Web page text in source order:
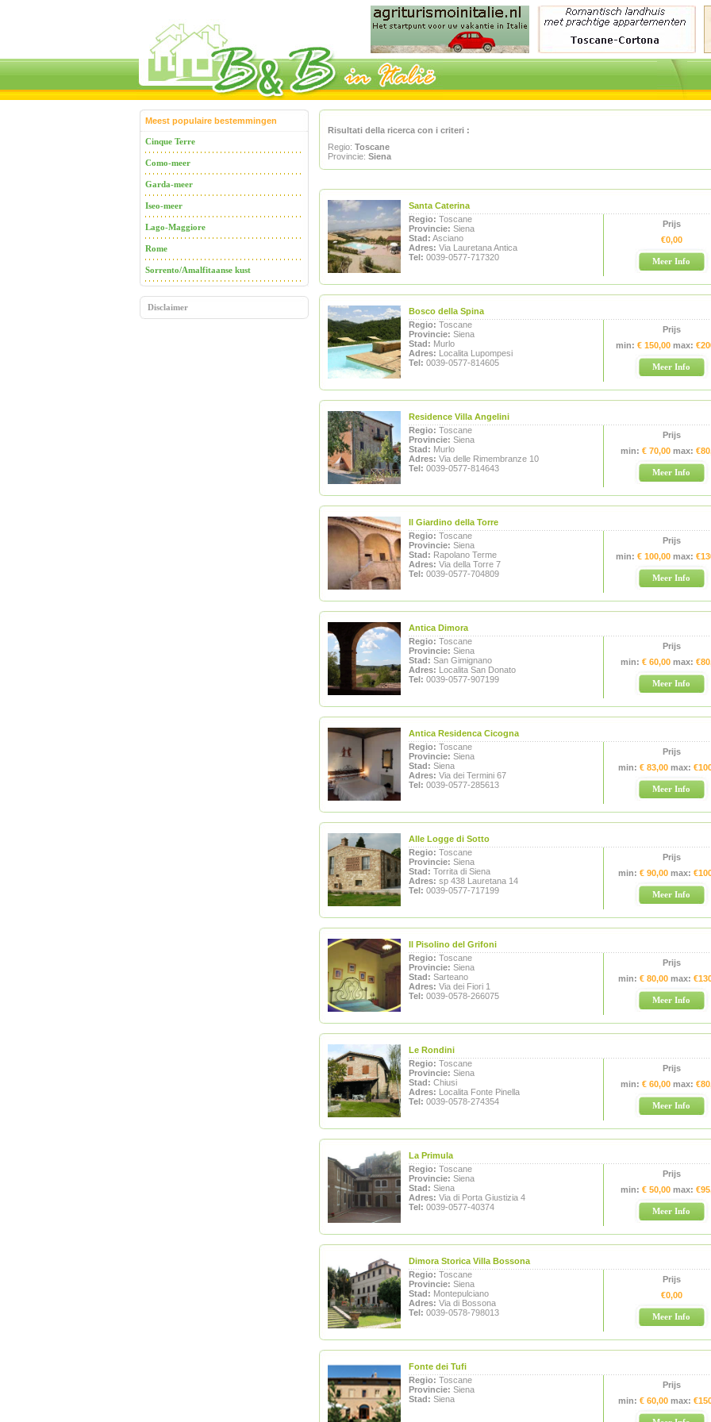
Meest populaire bestemmingen
Cinque Terre
Como-meer
Garda-meer
Iseo-meer
Lago-Maggiore
Rome
Sorrento/Amalfitaanse kust
Disclaimer
Risultati della ricerca con i criteri :
Regio: Toscane
Provincie: Siena
Santa Caterina
Regio: Toscane
Provincie: Siena
Stad: Asciano
Adres: Via Lauretana Antica
Tel: 0039-0577-717320
Prijs
€0,00
Meer Info
Bosco della Spina
Regio: Toscane
Provincie: Siena
Stad: Murlo
Adres: Localita Lupompesi
Tel: 0039-0577-814605
Prijs
min: € 150,00 max:
Meer Info
Residence Villa Angelini
Regio: Toscane
Provincie: Siena
Stad: Murlo
Adres: Via delle Rimembranze 10
Tel: 0039-0577-814643
Prijs
min: € 70,00 max:
Meer Info
Il Giardino della Torre
Regio: Toscane
Provincie: Siena
Stad: Rapolano Terme
Adres: Via della Torre 7
Tel: 0039-0577-704809
Prijs
min: € 100,00 max:
Meer Info
Antica Dimora
Regio: Toscane
Provincie: Siena
Stad: San Gimignano
Adres: Localita San Donato
Tel: 0039-0577-907199
Prijs
min: € 60,00 max:
Meer Info
Antica Residenca Cicogna
Regio: Toscane
Provincie: Siena
Stad: Siena
Adres: Via dei Termini 67
Tel: 0039-0577-285613
Prijs
min: € 83,00 max:
Meer Info
Alle Logge di Sotto
Regio: Toscane
Provincie: Siena
Stad: Torrita di Siena
Adres: sp 438 Lauretana 14
Tel: 0039-0577-717199
Prijs
min: € 90,00 max:
Meer Info
Il Pisolino del Grifoni
Regio: Toscane
Provincie: Siena
Stad: Sarteano
Adres: Via dei Fiori 1
Tel: 0039-0578-266075
Prijs
min: € 80,00 max:
Meer Info
Le Rondini
Regio: Toscane
Provincie: Siena
Stad: Chiusi
Adres: Localita Fonte Pinella
Tel: 0039-0578-274354
Prijs
min: € 60,00 max:
Meer Info
La Primula
Regio: Toscane
Provincie: Siena
Stad: Siena
Adres: Via di Porta Giustizia 4
Tel: 0039-0577-40374
Prijs
min: € 50,00 max:
Meer Info
Dimora Storica Villa Bossona
Regio: Toscane
Provincie: Siena
Stad: Montepulciano
Adres: Via di Bossona
Tel: 0039-0578-798013
Prijs
€0,00
Meer Info
Fonte dei Tufi
Regio: Toscane
Provincie: Siena
Stad: Siena
Prijs
min: € 60,00 max: